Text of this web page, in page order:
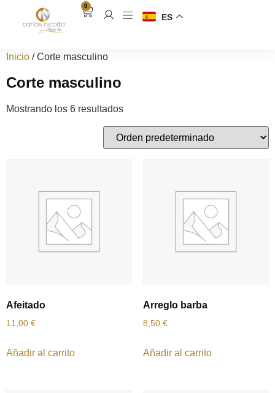
0
ES
Inicio / Corte masculino
Corte masculino
Mostrando los 6 resultados
Afeitado
11,00 €
Añadir al carrito
Arreglo barba
8,50 €
Añadir al carrito